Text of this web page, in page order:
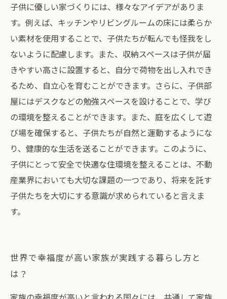
子供に優しい家づくりには、様々なアイデアがありま
す。例えば、キッチンやリビングルームの床には柔らか
い素材を使用することで、子供たちが転んでも怪我をし
ないように配慮します。また、収納スペースは子供が届
きやすい高さに設置すると、自分で荷物を出し入れでき
るため、自立心を育むことができます。さらに、子供部
屋にはデスクなどの勉強スペースを設けることで、学び
の環境を整えることができます。また、庭を広くして遊
び場を確保すると、子供たちが自然と運動するようにな
り、健康的な生活を送ることができます。このように、
子供にとって安全で快適な住環境を整えることは、不動
産業界においても大切な課題の一つであり、将来を託す
子供たちを大切にする意識が求められていると言えま
す。
世界で幸福度が高い家族が実践する暮らし方と
は？